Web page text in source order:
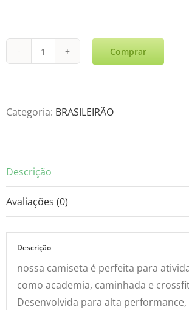
Paysan
24
Comprar
Categoria: BRASILEIRÃO
Descrição
Avaliações (0)
Descrição
nossa camiseta é perfeita para
como academia, caminhada e
Desenvolvida para alta